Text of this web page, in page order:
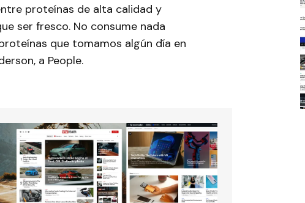
proteínas de alta calidad y
ser fresco. No consume nada
que tomamos algún día en
a People.